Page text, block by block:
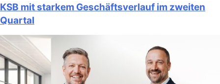
KSB mit starkem Geschäftsverlauf im zweiten
Quartal